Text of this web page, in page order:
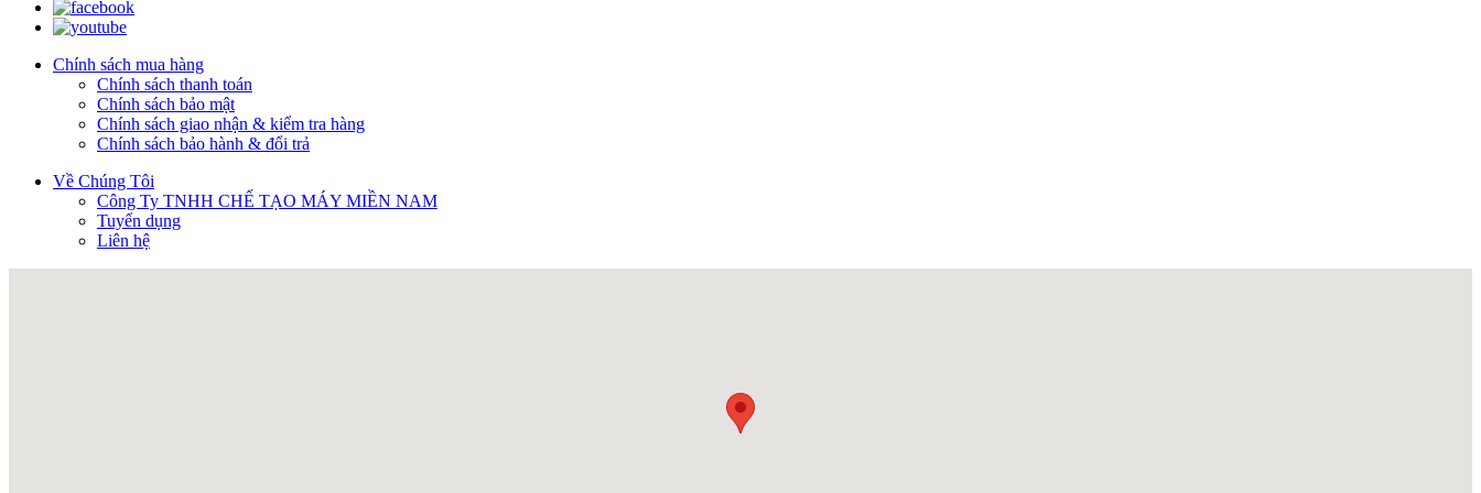
Chính sách mua hàng
Chính sách thanh toán
Chính sách bảo mật
Chính sách giao nhận & kiểm tra hàng
Chính sách bảo hành & đổi trả
Về Chúng Tôi
Công Ty TNHH CHẾ TẠO MÁY MIỀN NAM
Tuyển dụng
Liên hệ